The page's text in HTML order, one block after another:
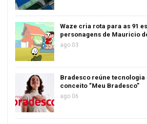
Waze cria rota para as 91
personagens de Mauricio
ago 03
Bradesco reúne tecnologia
conceito “Meu Bradesco”
ago 06